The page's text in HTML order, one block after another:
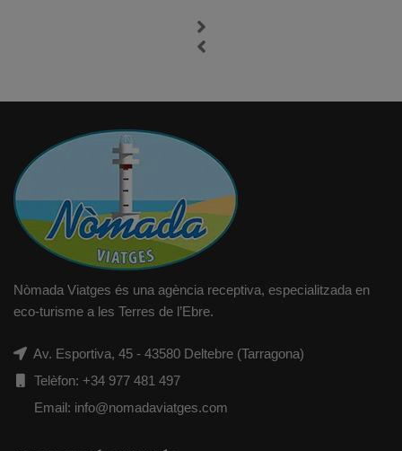
Nòmada Viatges és una agència receptiva, especialitzada en
eco-turisme a les Terres de l’Ebre.
Av. Esportiva, 45 - 43580 Deltebre (Tarragona)
Telèfon: +34 977 481 497
Email: info@nomadaviatges.com